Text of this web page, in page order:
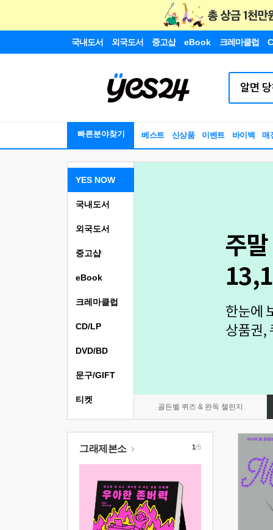
국내도서 외국도서 중고샵 eBook 크레마클럽
빠른분야찾기 베스트 신상품 이벤트 바이백 매
YES NOW
골든벨 퀴즈 & 완독 챌린지
국내도서
외국도서
중고샵
eBook
크레마클럽
CD/LP
DVD/BD
문구/GIFT
티켓
그래제본소 1/5